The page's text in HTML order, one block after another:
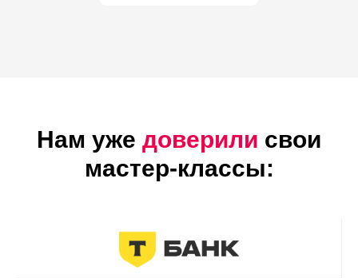
Нам уже доверили свои
мастер-классы: